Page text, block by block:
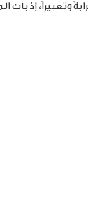
وتعبيراً، إذ